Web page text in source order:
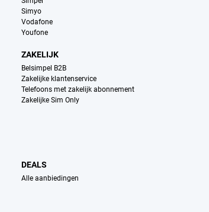
Simyo
Vodafone
Youfone
ZAKELIJK
Belsimpel B2B
Zakelijke klantenservice
Telefoons met zakelijk abonnement
Zakelijke Sim Only
DEALS
Alle aanbiedingen